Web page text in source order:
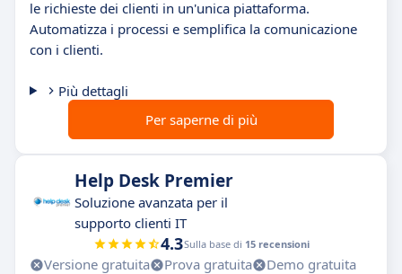
le richieste dei clienti in un'unica piattaforma.
Automatizza i processi e semplifica la comunicazione
con i clienti.
Più dettagli
Per saperne di più
Help Desk Premier
Soluzione avanzata per il
supporto clienti IT
4.3Sulla base di 15 recensioni
Versione gratuita Prova gratuita
Demo gratuita